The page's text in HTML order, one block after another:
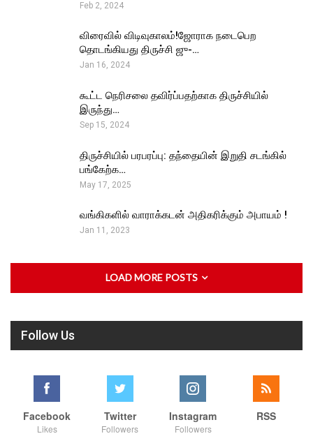
Feb 2, 2024
விரைவில் விடிவுகாலம்!ஜோராக நடைபெற
தொடங்கியது திருச்சி ஜு-…
Jan 16, 2024
கூட்ட நெரிசலை தவிர்ப்பதற்காக திருச்சியில்
இருந்து…
Sep 15, 2024
திருச்சியில் பரபரப்பு: தந்தையின் இறுதி சடங்கில்
பங்கேற்க…
May 17, 2025
வங்கிகளில் வாராக்கடன் அதிகரிக்கும் அபாயம் !
Jan 11, 2023
LOAD MORE POSTS
Follow Us
Facebook
Likes
Twitter
Followers
Instagram
Followers
RSS